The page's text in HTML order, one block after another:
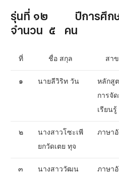
รุ่นที่ ๑๒ ปีการศึกษ
จำนวน ๕ คน
ที่ ชื่อ สกุล สา
๑ นายลีวิริท วัน
หลักสู
การจัด
เรียนรู้
๒
นางสาวโซะเพี
ยกวัดเตย ทุจ
ภาษา
๓
นางสาววัฒน
ภาษา